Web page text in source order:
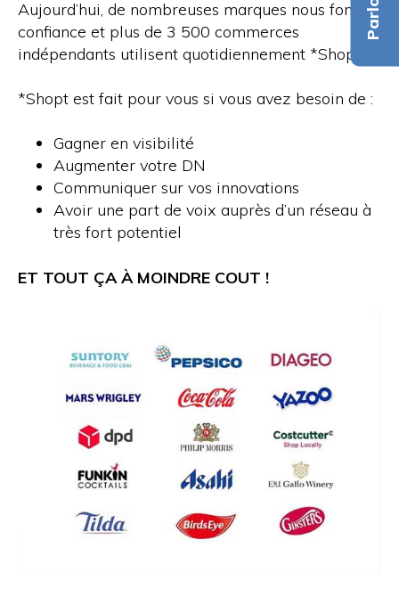
Aujourd’hui, de nombreuses marques nous font
confiance et plus de 3 500 commerces
indépendants utilisent quotidiennement *Shopt !
*Shopt est fait pour vous si vous avez besoin de :
Gagner en visibilité
Augmenter votre DN
Communiquer sur vos innovations
Avoir une part de voix auprès d’un réseau à
très fort potentiel
ET TOUT ÇA À MOINDRE COUT !